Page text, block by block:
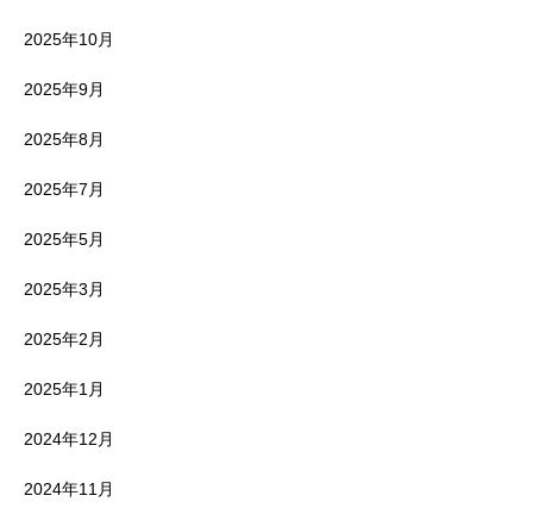
2025年10月
2025年9月
2025年8月
2025年7月
2025年5月
2025年3月
2025年2月
2025年1月
2024年12月
2024年11月